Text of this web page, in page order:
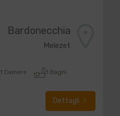
Bardonecchia
Melezet
1 Camere 1 Bagni
Dettagli